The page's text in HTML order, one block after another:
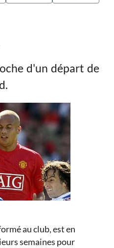
d'un départ de
au club, est en
semaines pour